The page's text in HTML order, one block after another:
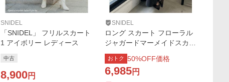
SNIDEL
「SNIDEL」 フリルスカート
1 アイボリー レディース
中古
8,900円
SNIDEL
ロング スカート フローラル
ジャガードマーメイドスカー
ト
おトク 50%OFF価格
6,985円